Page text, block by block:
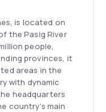
is located on
the Pasig River
people,
provinces, it
areas in the
with dynamic
headquarters
country's main